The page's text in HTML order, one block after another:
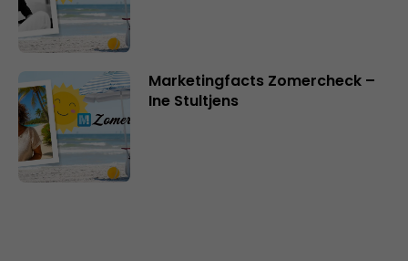
Marketingfacts Zomercheck –
Ine Stultjens